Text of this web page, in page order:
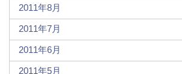
2011年8月
2011年7月
2011年6月
2011年5月